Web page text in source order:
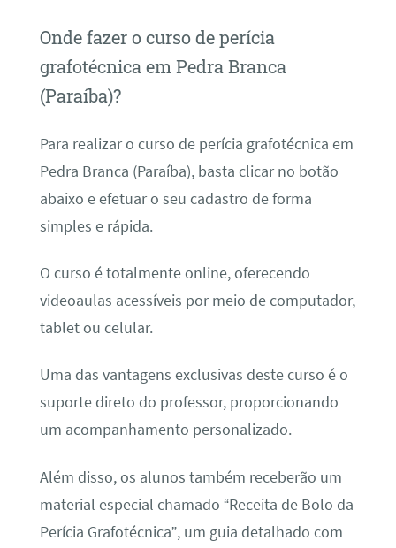
Onde fazer o curso de perícia
grafotécnica em Pedra Branca
(Paraíba)?
Para realizar o curso de perícia grafotécnica em
Pedra Branca (Paraíba), basta clicar no botão
abaixo e efetuar o seu cadastro de forma
simples e rápida.
O curso é totalmente online, oferecendo
videoaulas acessíveis por meio de computador,
tablet ou celular.
Uma das vantagens exclusivas deste curso é o
suporte direto do professor, proporcionando
um acompanhamento personalizado.
Além disso, os alunos também receberão um
material especial chamado “Receita de Bolo da
Perícia Grafotécnica”, um guia detalhado com